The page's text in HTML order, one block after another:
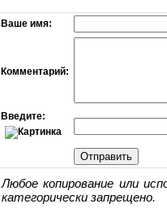
Ваше имя:
Комментарий:
Введите:
Любое копирование или
категорически запрещено.